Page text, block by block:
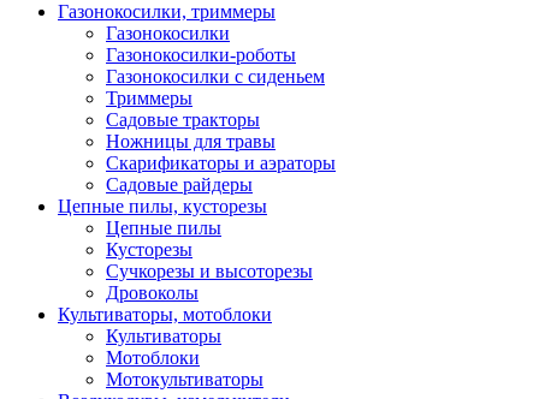
Газонокосилки, триммеры
Газонокосилки
Газонокосилки-роботы
Газонокосилки с сиденьем
Триммеры
Садовые тракторы
Ножницы для травы
Скарификаторы и аэраторы
Садовые райдеры
Цепные пилы, кусторезы
Цепные пилы
Кусторезы
Сучкорезы и высоторезы
Дровоколы
Культиваторы, мотоблоки
Культиваторы
Мотоблоки
Мотокультиваторы